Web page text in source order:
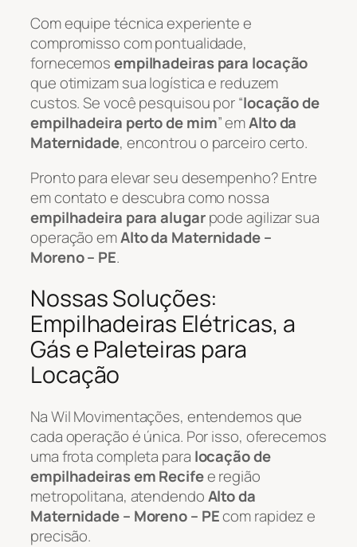
Com equipe técnica experiente e
compromisso com pontualidade,
fornecemosempilhadeiras para locação
que otimizam sua logística e reduzem
custos. Se você pesquisou por “locação de
empilhadeira perto de mim” emAlto da
Maternidade, encontrou o parceiro certo.
Pronto para elevar seu desempenho? Entre
em contato e descubra como nossa
empilhadeira para alugarpode agilizar sua
operação emAlto da Maternidade –
Moreno – PE.
Nossas Soluções:
Empilhadeiras Elétricas, a
Gás e Paleteiras para
Locação
Na Wil Movimentações, entendemos que
cada operação é única. Por isso, oferecemos
uma frota completa para locação de
empilhadeiras em Recifee região
metropolitana, atendendoAlto da
Maternidade – Moreno – PEcom rapidez e
precisão.